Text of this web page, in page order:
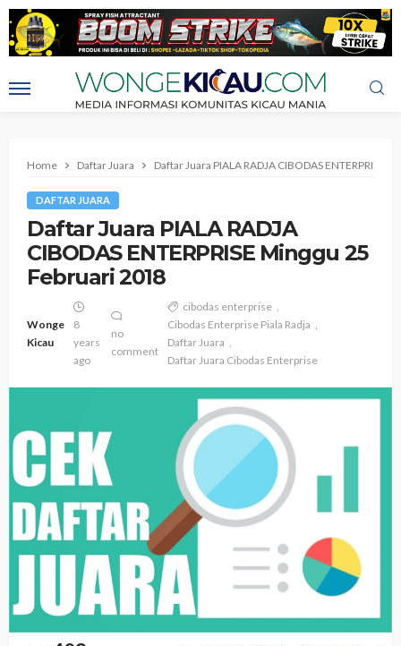
Home Daftar Juara Daftar Juara PIALA RADJA CIBODAS ENTERPRISE
DAFTAR JUARA
Daftar Juara PIALA RADJA
CIBODAS ENTERPRISE Minggu 25
Februari 2018
Wonge
Kicau
8
years
ago
no
comment
cibodas enterprise
Cibodas Enterprise Piala Radja
Daftar Juara
Daftar Juara Cibodas Enterprise